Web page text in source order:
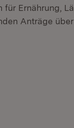
Ernährung,
Anträge